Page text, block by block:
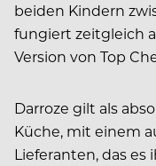
beiden Kindern
fungiert zeitgleich
Version von Top
Darroze gilt als
Küche, mit einem
Lieferanten, das